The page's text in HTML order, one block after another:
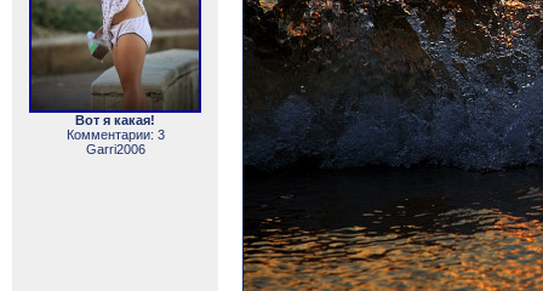
Вот я какая!
Комментарии: 3
Garri2006